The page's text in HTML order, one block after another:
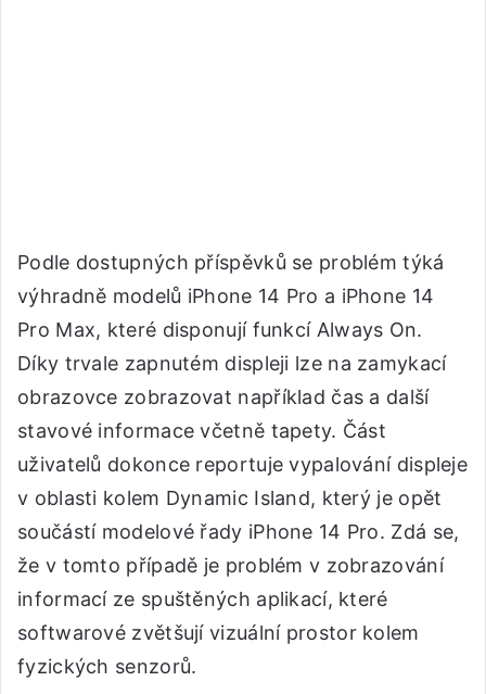
Podle dostupných příspěvků se problém týká
výhradně modelů iPhone 14 Pro a iPhone 14
Pro Max, které disponují funkcí Always On.
Díky trvale zapnutém displeji lze na zamykací
obrazovce zobrazovat například čas a další
stavové informace včetně tapety. Část
uživatelů dokonce reportuje vypalování displeje
v oblasti kolem Dynamic Island, který je opět
součástí modelové řady iPhone 14 Pro. Zdá se,
že v tomto případě je problém v zobrazování
informací ze spuštěných aplikací, které
softwarové zvětšují vizuální prostor kolem
fyzických senzorů.